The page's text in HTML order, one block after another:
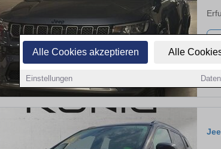
Alle Cookies akzeptieren Alle
Einstellungen